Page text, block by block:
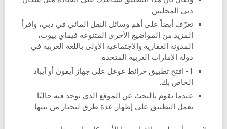
دبي المحليين.
تعرّف أيضاً على أهم وسائل النقل المائي في دبي، واقرأ
المزيد من المواضيع الأخرى المتنوعة فيماي بيوت،
المدونة العقارية والاجتماعية الأولى باللغة العربية في
دولة الإمارات العربية المتحدة.
1- افتح تطبيق خرائط غوغل على جهاز آيفون أو آيباد
الخاص بك.
عندما تقوم بالبحث عن الموقع الذي توجد فيه حاليًا
يعمل التطبيق على إظهار عدة طرق لتختار من بينها.